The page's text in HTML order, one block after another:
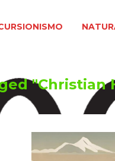
"Christian